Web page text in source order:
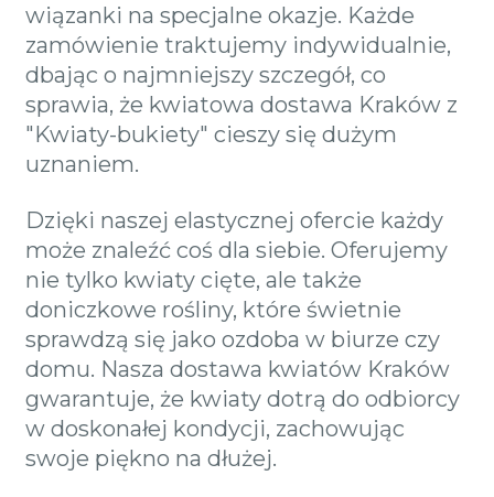
wiązanki na specjalne okazje. Każde
zamówienie traktujemy indywidualnie,
dbając o najmniejszy szczegół, co
sprawia, że kwiatowa dostawa Kraków z
"Kwiaty-bukiety" cieszy się dużym
uznaniem.
Dzięki naszej elastycznej ofercie każdy
może znaleźć coś dla siebie. Oferujemy
nie tylko kwiaty cięte, ale także
doniczkowe rośliny, które świetnie
sprawdzą się jako ozdoba w biurze czy
domu. Nasza dostawa kwiatów Kraków
gwarantuje, że kwiaty dotrą do odbiorcy
w doskonałej kondycji, zachowując
swoje piękno na dłużej.